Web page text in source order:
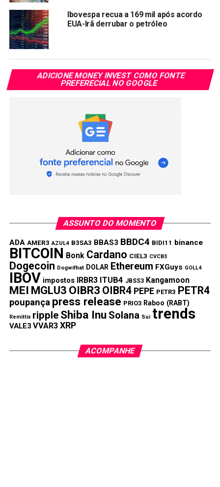
Ibovespa recua a 169 mil após acordo
EUA-Irã derrubar o petróleo
ADICIONE MONEY INVEST COMO FONTE
PREFERECIAL NO GOOGLE
ASSUNTO DO MOMENTO
ADA AMER3 AZUL4 B3SA3 BBAS3 BBDC4 BIDI11 binance
BITCOIN Bonk Cardano CIEL3 CVCB3
Dogecoin Dogwifhat DOLAR Ethereum FXGuys GOLL4
IBOV impostos IRBR3 ITUB4 JBSS3 Kangamoon
MEI MGLU3 OIBR3 OIBR4 PEPE PETR3 PETR4
poupança press release PRIO3 Raboo (RABT)
Remittix ripple Shiba Inu Solana Sui trends
VALE3 VVAR3 XRP
ACOMPANHE